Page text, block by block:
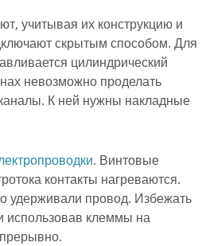
учитывая их конструкцию и
скрытым способом. Для
цилиндрический
невозможно проделать
К ней нужны накладные
. Винтовые
контакты нагреваются.
удерживали провод. Избежать
использовав клеммы на